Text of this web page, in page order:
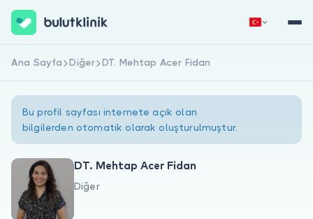
Hakkımızda
Hemen Kaydol Giriş Yap
Ana Sayfa Diğer DT. Mehtap Acer Fidan
Bu profil sayfası internete açık olan
bilgilerden otomatik olarak oluşturulmuştur.
DT. Mehtap Acer Fidan
Diğer